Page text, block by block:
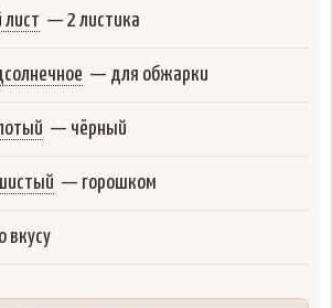
— 2 листика
— для обжарки
— чёрный
— горошком
вкусу